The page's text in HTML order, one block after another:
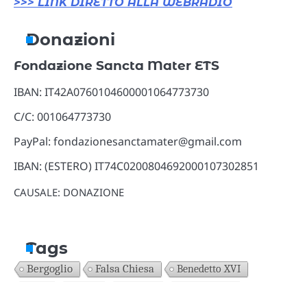
>>> LINK DIRETTO ALLA WEBRADIO
Donazioni
Fondazione Sancta Mater ETS
IBAN: IT42A0760104600001064773730
C/C: 001064773730
PayPal: fondazionesanctamater@gmail.com
IBAN: (ESTERO) IT74C0200804692000107302851
CAUSALE: DONAZIONE
Tags
Bergoglio Falsa Chiesa Benedetto XVI